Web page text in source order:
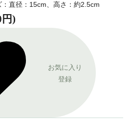
直径：15cm、高さ：約2.5cm
)
お気に入り
登録